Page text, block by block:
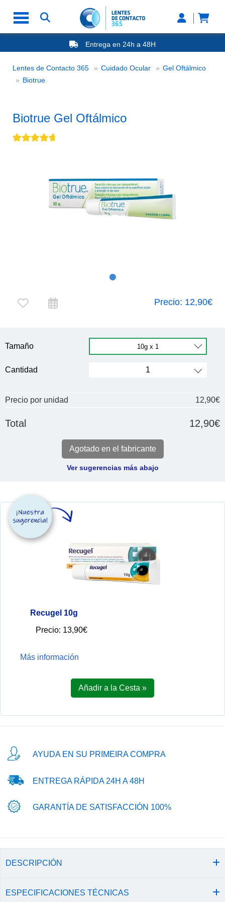
Entrega en 24h a 48H
-20% Gafas de Lectura
Nº1 en Opinión de los Clientes
Entrega en 24h a 48H
Lentes de Contacto 365 Cuidado Ocular
Gel Oftálmico
BiotrueBiotrue Gel Oftálmico
Biotrue Gel Oftálmico
Precio: 12,90€
Tamaño
Cantidad
Precio por unidad 12,90€
Total 12,90€
Agotado en el fabricante
Ver sugerencias más abajo
Recugel 10g
Precio: 13,90€
Más información
Añadir a la Cesta »
AYUDA EN SU PRIMEIRA COMPRA
ENTREGA RÁPIDA 24H A 48H
GARANTÍA DE SATISFACCIÓN 100%
DESCRIPCIÓN
ESPECIFICACIONES TÉCNICAS